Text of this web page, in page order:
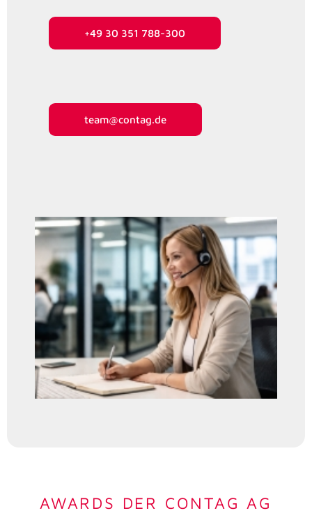
+49 30 351 788-300
team@contag.de
AWARDS DER CONTAG AG